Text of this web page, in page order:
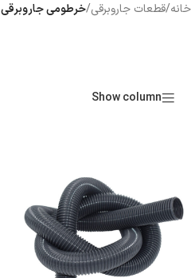
خانه/قطعات جاروبرقی/خرطومی جاروبرقی
Show column